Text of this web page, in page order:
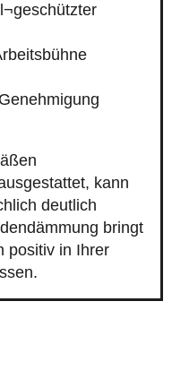
kann
deutlich
bringt
positiv in Ihrer